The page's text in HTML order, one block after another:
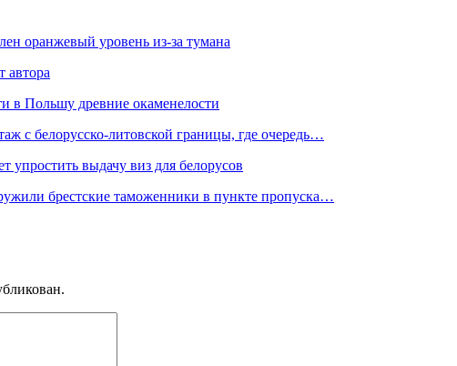
оранжевый уровень из-за тумана
автора
в Польшу древние окаменелости
с белорусско-литовской границы, где очередь…
упростить выдачу виз для белорусов
брестские таможенники в пункте пропуска…